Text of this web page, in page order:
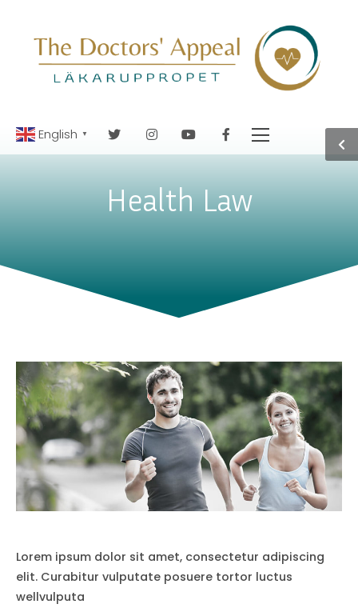
English ▼
Health Law
Lorem ipsum dolor sit amet, consectetur adipiscing
elit. Curabitur vulputate posuere tortor luctus
wellvulputa